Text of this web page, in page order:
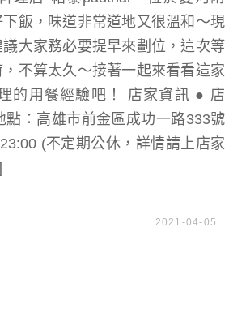
飯，味道非常道地又很溫和～現
大家務必要提早來劃位，這次等
不算太久～接著一起來看看這家
的用餐經驗吧！ 店家資訊 ● 店
點：高雄市前金區成功一路333號
(不定期公休，詳情請上店家
2021-04-05